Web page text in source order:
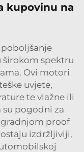
kupovinu na
spektru
Ovi motori
uvjete,
te vlažne ili
su pogodni za
proof
izdržljiviji,